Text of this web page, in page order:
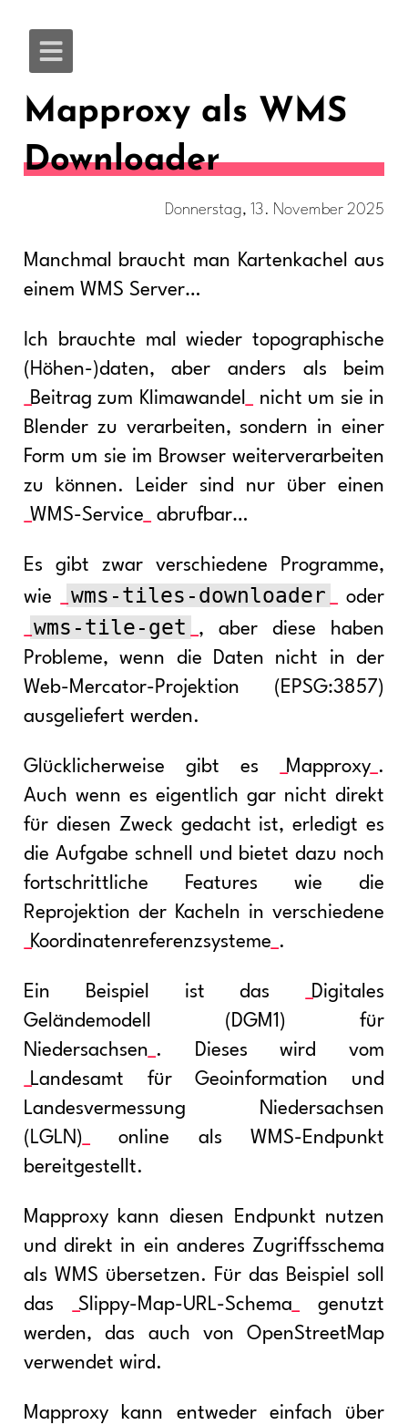
Mapproxy als WMS
Downloader
Donnerstag, 13. November 2025
Manchmal braucht man Kartenkachel aus
einem WMS Server…
Ich brauchte mal wieder topographische
(Höhen-)daten, aber anders als beim
Beitrag zum Klimawandel
nicht um sie in
Blender zu verarbeiten, sondern in einer
Form um sie im Browser weiterverarbeiten
zu können. Leider sind nur über einen
WMS-Service
abrufbar…
Es gibt zwar verschiedene Programme,
wie
wms-tiles-downloader oder
wms-tile-get
, aber diese haben
Probleme, wenn die Daten nicht in der
Web-Mercator-Projektion (EPSG:3857)
ausgeliefert werden.
Glücklicherweise gibt es Mapproxy .
Auch wenn es eigentlich gar nicht direkt
für diesen Zweck gedacht ist, erledigt es
die Aufgabe schnell und bietet dazu noch
fortschrittliche Features wie die
Reprojektion der Kacheln in verschiedene
Koordinatenreferenzsysteme .
Ein Beispiel ist das Digitales
Geländemodell (DGM1) für
Niedersachsen . Dieses wird vom
Landesamt für Geoinformation und
Landesvermessung Niedersachsen
(LGLN) online als WMS-Endpunkt
bereitgestellt.
Mapproxy kann diesen Endpunkt nutzen
und direkt in ein anderes Zugriffsschema
als WMS übersetzen. Für das Beispiel soll
das
Slippy-Map-URL-Schema
genutzt
werden, das auch von OpenStreetMap
verwendet wird.
Mapproxy kann entweder einfach über